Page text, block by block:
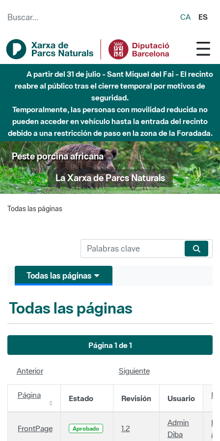
CA ES
A partir del 31 de julio - Sant Miquel del Fai - El recinto
reabre al público tras el cierre temporal por motivos de
seguridad.
Temporalmente, las personas con movilidad reducida no
pueden acceder en vehículo hasta la entrada del recinto
debido a una restricción de paso en la zona de la Foradada.
Peste porcina africana
La Xarxa de Parcs Naturals
Todas las páginas
Todas las páginas
Todas las páginas
Página 1 de 1
Anterior Siguiente
Página Estado Revisión Usuario
FrontPage Aprobado 1.2
Admin
Diba